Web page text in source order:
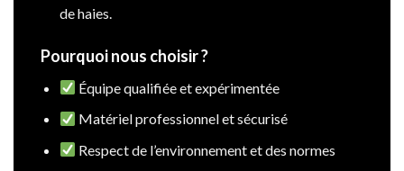
de haies.
Pourquoi nous choisir ?
Équipe qualifiée et expérimentée
Matériel professionnel et sécurisé
Respect de l’environnement et des normes